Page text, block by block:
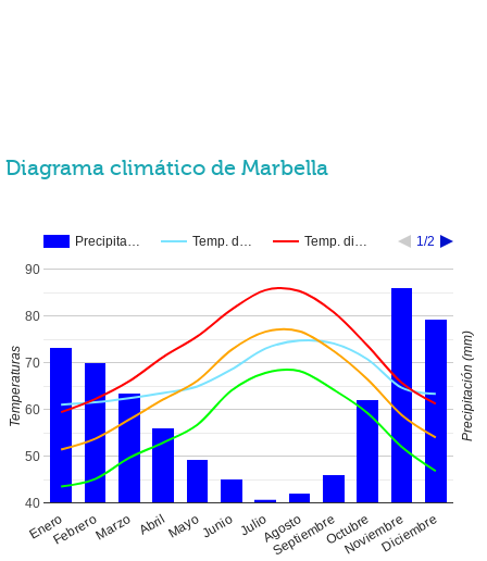
Diagrama climático de Marbella
Precipita… Temp. d… Temp. di… 1/2
EneroFebreroMarzo AbrilMayoJunio JulioAgosto
SeptiembreOctubre
NoviembreDiciembre
40
50
60
70
80
90
Temperaturas Precipitación (mm)